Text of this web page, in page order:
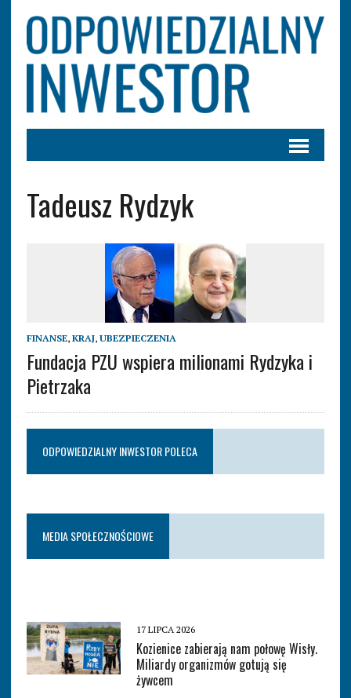
Tadeusz Rydzyk
FINANSE, KRAJ, UBEZPIECZENIA
Fundacja PZU wspiera milionami Rydzyka i
Pietrzaka
ODPOWIEDZIALNY INWESTOR POLECA
MEDIA SPOŁECZNOŚCIOWE
17 LIPCA 2026
Kozienice zabierają nam połowę Wisły.
Miliardy organizmów gotują się
żywcem